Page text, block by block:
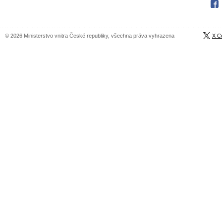
© 2026 Ministerstvo vnitra České republiky, všechna práva vyhrazena X